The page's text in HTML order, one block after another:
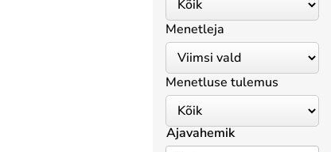
Menetleja
Menetluse tulemus
Ajavahemik